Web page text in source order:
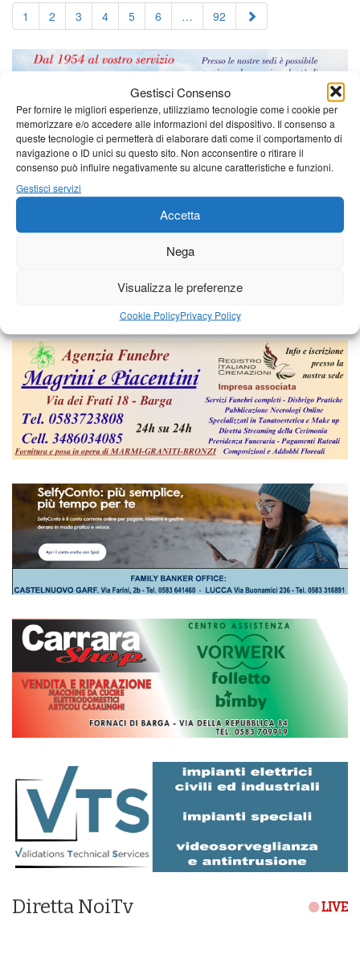
Gestisci Consenso
Per fornire le migliori esperienze, utilizziamo tecnologie come i cookie per
memorizzare e/o accedere alle informazioni del dispositivo. Il consenso a
queste tecnologie ci permetterà di elaborare dati come il comportamento di
navigazione o ID unici su questo sito. Non acconsentire o ritirare il
consenso può influire negativamente su alcune caratteristiche e funzioni.
Gestisci servizi
Accetta
Nega
Visualizza le preferenze
Cookie PolicyPrivacy Policy
1 2 3 4 5 6 … 92
Diretta NoiTv LIVE